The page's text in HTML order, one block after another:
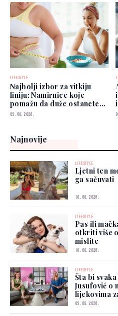
LIFESTYLE
Najbolji izbor za vitkiju
liniju: Namirnice koje
pomažu da duže ostanete
siti
09. 08. 2026.
Najnovije
LIFESTYLE
Ljetni ten
ga sačuvati
10. 08. 2026.
LIFESTYLE
Pas ili
otkriti više
mislite
10. 08. 2026.
LIFESTYLE
Šta bi
Jusufović o
lijekovima
09. 08. 2026.